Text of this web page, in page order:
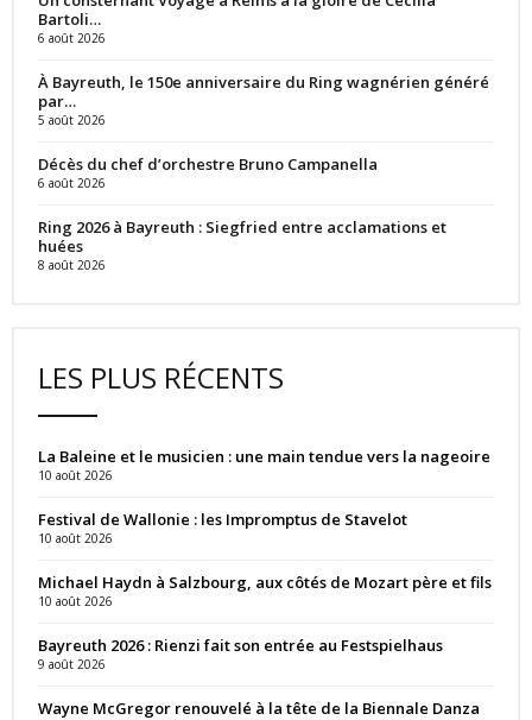
Bartoli…
6 août 2026
À Bayreuth, le 150e anniversaire du Ring wagnérien généré
par…
5 août 2026
Décès du chef d’orchestre Bruno Campanella
6 août 2026
Ring 2026 à Bayreuth : Siegfried entre acclamations et
huées
8 août 2026
LES PLUS RÉCENTS
La Baleine et le musicien : une main tendue vers la nageoire
10 août 2026
Festival de Wallonie : les Impromptus de Stavelot
10 août 2026
Michael Haydn à Salzbourg, aux côtés de Mozart père et fils
10 août 2026
Bayreuth 2026 : Rienzi fait son entrée au Festspielhaus
9 août 2026
Wayne McGregor renouvelé à la tête de la Biennale Danza